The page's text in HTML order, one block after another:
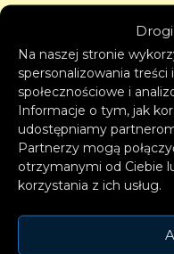
Na naszej stronie
spersonalizowania
społecznościowe i
Informacje o tym, jak
udostępniamy
Partnerzy mogą
otrzymanymi od Ciebie
korzystania z ich usług.